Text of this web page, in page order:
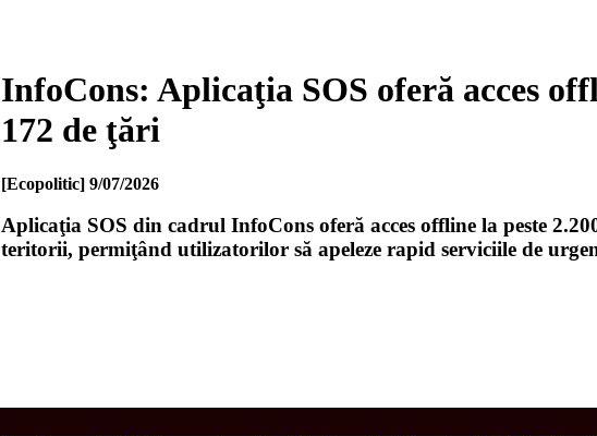
InfoCons: Aplicaţia SOS oferă acces
172 de ţări
[Ecopolitic] 9/07/2026
Aplicaţia SOS din cadrul InfoCons oferă acces offline la peste
teritorii, permiţând utilizatorilor să apeleze rapid serviciile de